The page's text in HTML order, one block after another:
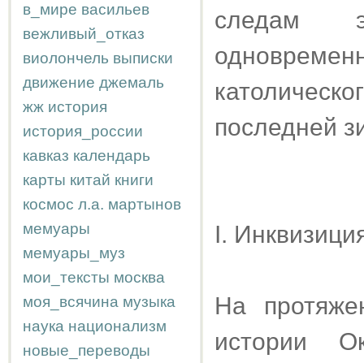
в_мире васильев
вежливый_отказ
виолончель выписки
движение джемаль
жж история
история_россии
кавказ календарь
карты китай книги
космос л.а. мартынов
мемуары
мемуары_муз
мои_тексты москва
моя_всячина музыка
наука национализм
новые_переводы
следам
последней
I.
На
истории